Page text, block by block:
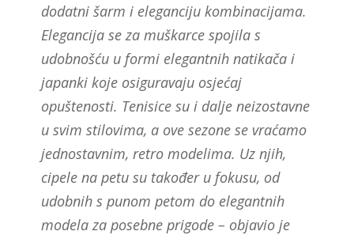
dodatni šarm i eleganciju kombinacijama.
Elegancija se za muškarce spojila s
udobnošću u formi elegantnih natikača i
japanki koje osiguravaju osjećaj
opuštenosti. Tenisice su i dalje neizostavne
u svim stilovima, a ove sezone se vraćamo
jednostavnim, retro modelima. Uz njih,
cipele na petu su također u fokusu, od
udobnih s punom petom do elegantnih
modela za posebne prigode – objavio je